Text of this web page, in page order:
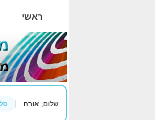
ראשי
שלום, אורח